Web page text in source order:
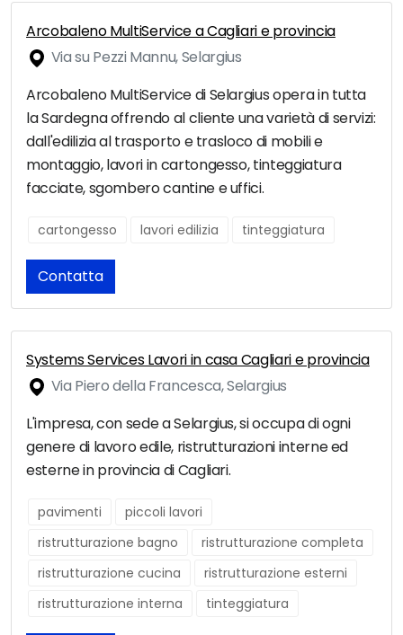
Arcobaleno MultiService a Cagliari e provincia
Via su Pezzi Mannu, Selargius
Arcobaleno MultiService di Selargius opera in tutta
la Sardegna offrendo al cliente una varietà di servizi:
dall'edilizia al trasporto e trasloco di mobili e
montaggio, lavori in cartongesso, tinteggiatura
facciate, sgombero cantine e uffici.
cartongesso lavori edilizia tinteggiatura
Contatta
Systems Services Lavori in casa Cagliari e provincia
Via Piero della Francesca, Selargius
L'impresa, con sede a Selargius, si occupa di ogni
genere di lavoro edile, ristrutturazioni interne ed
esterne in provincia di Cagliari.
pavimenti
piccoli lavori
ristrutturazione bagno
ristrutturazione completa
ristrutturazione cucina
ristrutturazione esterni
ristrutturazione interna
tinteggiatura